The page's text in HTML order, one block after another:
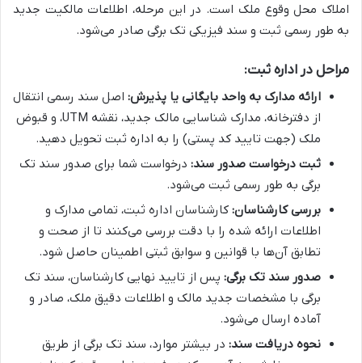
املاک محل وقوع ملک است. در این مرحله، اطلاعات مالکیت جدید
به طور رسمی ثبت و سند فیزیکی تک برگی صادر می‌شود.
مراحل در اداره ثبت:
ارائه مدارک به واحد بایگانی یا پذیرش: اصل سند رسمی انتقال
از دفترخانه، مدارک شناسایی مالک جدید، نقشه UTM، و قبوض
ملک (جهت تایید کد پستی) را به اداره ثبت تحویل دهید.
ثبت درخواست صدور سند: درخواست شما برای صدور سند تک
برگی به طور رسمی ثبت می‌شود.
بررسی کارشناسان: کارشناسان اداره ثبت، تمامی مدارک و
اطلاعات ارائه شده را با دقت بررسی می‌کنند تا از صحت و
تطابق آن‌ها با قوانین و سوابق ثبتی اطمینان حاصل شود.
صدور سند تک برگی: پس از تایید نهایی کارشناسان، سند تک
برگی با مشخصات جدید مالک و اطلاعات دقیق ملک، صادر و
آماده ارسال می‌شود.
نحوه دریافت سند: در بیشتر موارد، سند تک برگی از طریق